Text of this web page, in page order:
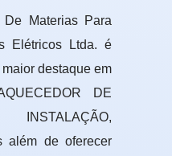
Materias Para
Elétricos Ltda. é
destaque em
DE
além de oferecer